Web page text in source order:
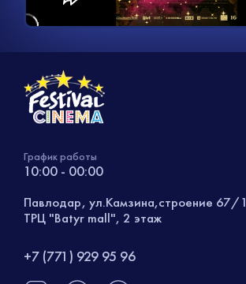
График работы
10:00 - 00:00
Павлодар, ул.Камзина,строение 67/1
ТРЦ "Batyr mall", 2 этаж
+7 (771) 929 95 96